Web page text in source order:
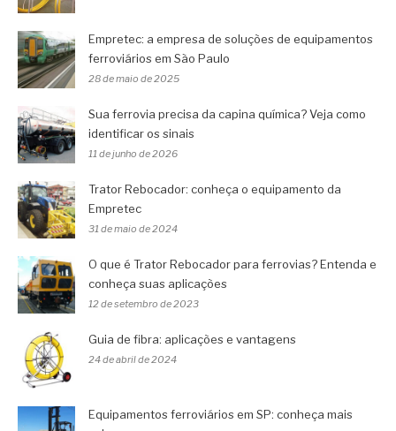
Empretec: a empresa de soluções de equipamentos
ferroviários em São Paulo
28 de maio de 2025
Sua ferrovia precisa da capina química? Veja como
identificar os sinais
11 de junho de 2026
Trator Rebocador: conheça o equipamento da
Empretec
31 de maio de 2024
O que é Trator Rebocador para ferrovias? Entenda e
conheça suas aplicações
12 de setembro de 2023
Guia de fibra: aplicações e vantagens
24 de abril de 2024
Equipamentos ferroviários em SP: conheça mais